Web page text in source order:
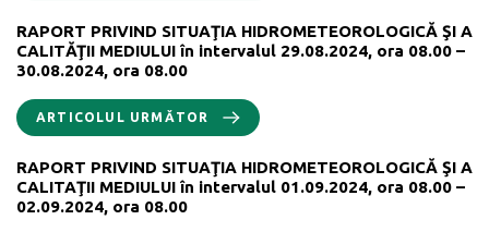
RAPORT PRIVIND SITUAŢIA HIDROMETEOROLOGICĂ ŞI A
CALITĂŢII MEDIULUI în intervalul 29.08.2024, ora 08.00 –
30.08.2024, ora 08.00
ARTICOLUL URMĂTOR
RAPORT PRIVIND SITUAŢIA HIDROMETEOROLOGICĂ ŞI A
CALITAŢII MEDIULUI în intervalul 01.09.2024, ora 08.00 –
02.09.2024, ora 08.00